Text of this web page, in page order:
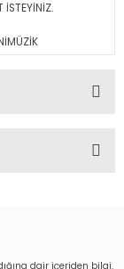
İSTEYİNİZ.
dair içeriden bilgi.